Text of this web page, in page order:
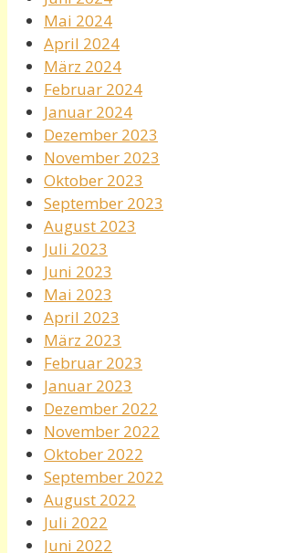
Mai 2024
April 2024
März 2024
Februar 2024
Januar 2024
Dezember 2023
November 2023
Oktober 2023
September 2023
August 2023
Juli 2023
Juni 2023
Mai 2023
April 2023
März 2023
Februar 2023
Januar 2023
Dezember 2022
November 2022
Oktober 2022
September 2022
August 2022
Juli 2022
Juni 2022